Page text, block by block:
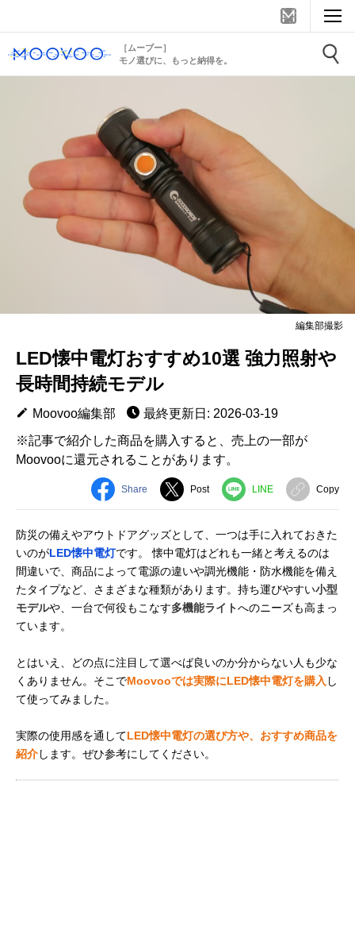
［ムーブー］
モノ選びに、もっと納得を。
編集部撮影
LED懐中電灯おすすめ10選 強力照射や
長時間持続モデル
Moovoo編集部
最終更新日: 2026-03-19
※記事で紹介した商品を購入すると、売上の一部が
Moovooに還元されることがあります。
Share Post LINE Copy
防災の備えやアウトドアグッズとして、一つは手に入れておきた
いのがLED懐中電灯です。 懐中電灯はどれも一緒と考えるのは
間違いで、商品によって電源の違いや調光機能・防水機能を備え
たタイプなど、さまざまな種類があります。持ち運びやすい小型
モデルや、一台で何役もこなす多機能ライトへのニーズも高まっ
ています。
とはいえ、どの点に注目して選べば良いのか分からない人も少な
くありません。そこでMoovooでは実際にLED懐中電灯を購入 し
て使ってみました。
実際の使用感を通してLED懐中電灯の選び方や、おすすめ商品を
紹介します。ぜひ参考にしてください。